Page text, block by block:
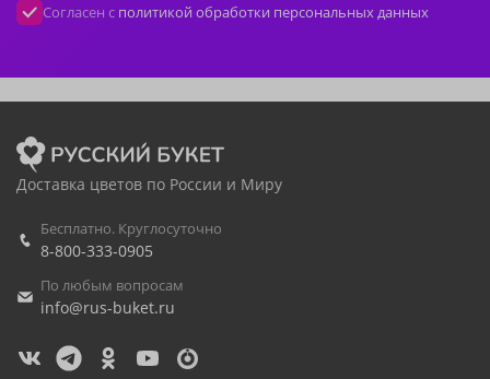
Согласен с политикой обработки персональных данных
Доставка цветов по России и Миру
Бесплатно. Круглосуточно
8-800-333-0905
По любым вопросам
info@rus-buket.ru